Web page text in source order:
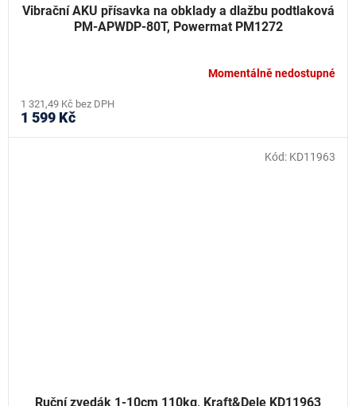
Vibrační AKU přísavka na obklady a dlažbu podtlaková
PM-APWDP-80T, Powermat PM1272
Momentálně nedostupné
1 321,49 Kč bez DPH
1 599 Kč
Ruční zvedák 1-10cm 110kg, Kraft&Dele KD11963
Kód: KD11963